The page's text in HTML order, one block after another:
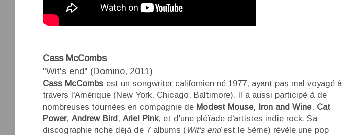
Cass McCombs
"Wit's end" (Domino, 2011)
Cass McCombsest un songwriter californien né 1977, ayant pas mal voyagé à
travers l'Amérique (New York, Chicago, Baltimore). Il a aussi participé à de
nombreuses tournées en compagnie de Modest Mouse, Iron and Wine, Cat
Power, Andrew Bird, Ariel Pink, et d'une pléïade d'artistes indie rock. Sa
discographie riche déjà de 7 albums ( Wit's endest le 5ème) révèle une pop